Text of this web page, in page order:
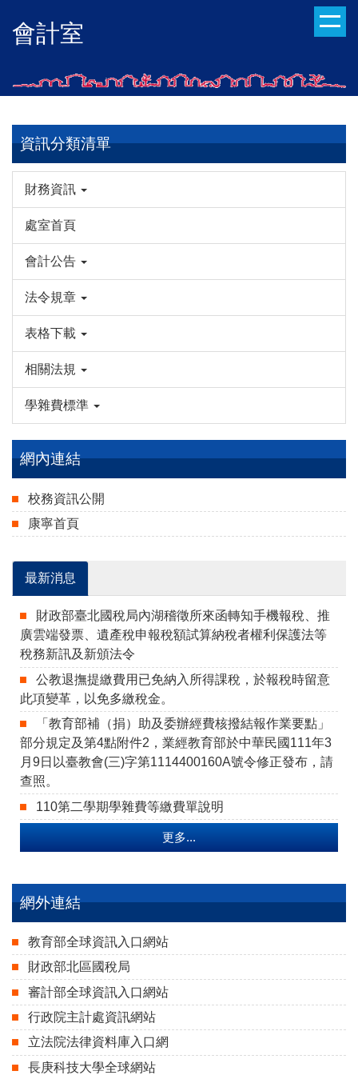
到
內
區
會計室
資訊分類清單
財務資訊
處室首頁
會計公告
法令規章
表格下載
相關法規
學雜費標準
網內連結
校務資訊公開
康寧首頁
最新消息
財政部臺北國稅局內湖稽徵所來函轉知手機報稅、推
廣雲端發票、遺產稅申報稅額試算納稅者權利保護法等
稅務新訊及新頒法令
公教退撫提繳費用已免納入所得課稅，於報稅時留意
此項變革，以免多繳稅金。
「教育部補（捐）助及委辦經費核撥結報作業要點」
部分規定及第4點附件2，業經教育部於中華民國111年3
月9日以臺教會(三)字第1114400160A號令修正發布，請
查照。
110第二學期學雜費等繳費單說明
更多...
網外連結
教育部全球資訊入口網站
財政部北區國稅局
審計部全球資訊入口網站
行政院主計處資訊網站
立法院法律資料庫入口網
長庚科技大學全球網站